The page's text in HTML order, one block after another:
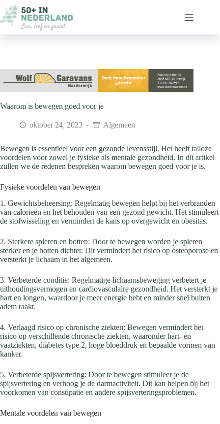
naar
de
inhoud
Waarom is bewegen goed voor je
oktober 24, 2023 Algemeen
Bewegen is essentieel voor een gezonde levensstijl. Het heeft talloze
voordelen voor zowel je fysieke als mentale gezondheid. In dit artikel
zullen we de redenen bespreken waarom bewegen goed voor je is.
Fysieke voordelen van bewegen
1. Gewichtsbeheersing: Regelmatig bewegen helpt bij het verbranden
van calorieën en het behouden van een gezond gewicht. Het stimuleert
de stofwisseling en vermindert de kans op overgewicht en obesitas.
2. Sterkere spieren en botten: Door te bewegen worden je spieren
sterker en je botten dichter. Dit vermindert het risico op osteoporose en
versterkt je lichaam in het algemeen.
3. Verbeterde conditie: Regelmatige lichaamsbeweging verbetert je
uithoudingsvermogen en cardiovasculaire gezondheid. Het versterkt je
hart en longen, waardoor je meer energie hebt en minder snel buiten
adem raakt.
4. Verlaagd risico op chronische ziekten: Bewegen vermindert het
risico op verschillende chronische ziekten, waaronder hart- en
vaatziekten, diabetes type 2, hoge bloeddruk en bepaalde vormen van
kanker.
5. Verbeterde spijsvertering: Door te bewegen stimuleer je de
spijsvertering en verhoog je de darmactiviteit. Dit kan helpen bij het
voorkomen van constipatie en andere spijsverteringsproblemen.
Mentale voordelen van bewegen